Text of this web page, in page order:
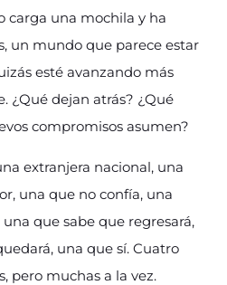
carga una mochila y ha
un mundo que parece estar
esté avanzando más
¿Qué dejan atrás? ¿Qué
compromisos asumen?
extranjera nacional, una
una que no confía, una
que sabe que regresará,
una que sí. Cuatro
pero muchas a la vez.